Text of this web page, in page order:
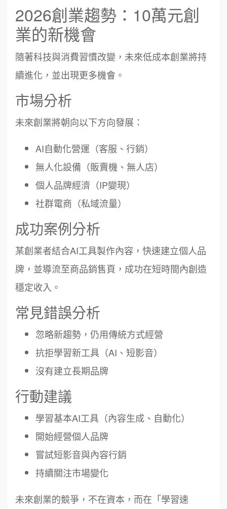
2026創業趨勢：10萬元創
業的新機會
隨著科技與消費習慣改變，未來低成本創業將持
續進化，並出現更多機會。
市場分析
未來創業將朝向以下方向發展：
AI自動化營運（客服、行銷）
無人化設備（販賣機、無人店）
個人品牌經濟（IP變現）
社群電商（私域流量）
成功案例分析
某創業者結合AI工具製作內容，快速建立個人品
牌，並導流至商品銷售頁，成功在短時間內創造
穩定收入。
常見錯誤分析
忽略新趨勢，仍用傳統方式經營
抗拒學習新工具（AI、短影音）
沒有建立長期品牌
行動建議
學習基本AI工具（內容生成、自動化）
開始經營個人品牌
嘗試短影音與內容行銷
持續關注市場變化
未來創業的競爭，不在資本，而在「學習速